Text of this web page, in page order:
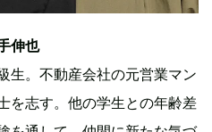
伸也
生。不動産会社の元営業マン
を志す。他の学生との年齢差